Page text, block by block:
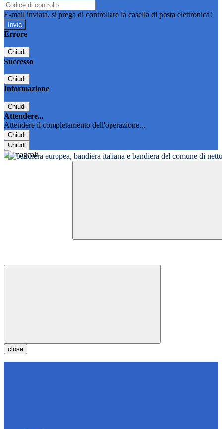
E-mail inviata, si prega di controllare la casella di posta elettronica!
Errore
Chiudi
Successo
Chiudi
Informazione
Chiudi
Attendere...
Attendere il completamento dell'operazione...
Chiudi
Chiudi
close